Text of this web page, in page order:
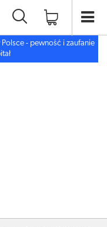
Polsce - pewność i zaufanie